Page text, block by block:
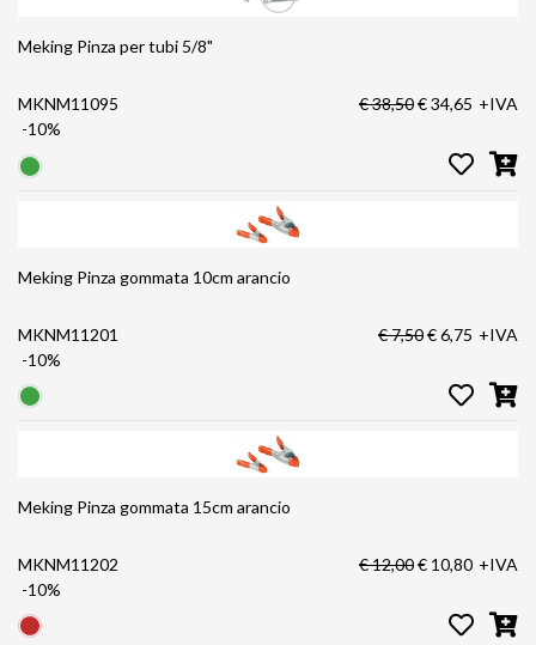
Meking Pinza per tubi 5/8"
MKNM11095
-10%
€ 38,50€ 34,65 +IVA
Meking Pinza gommata 10cm arancio
MKNM11201
-10%
€ 7,50€ 6,75 +IVA
Meking Pinza gommata 15cm arancio
MKNM11202
-10%
€ 12,00€ 10,80 +IVA